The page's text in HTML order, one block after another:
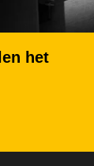
het